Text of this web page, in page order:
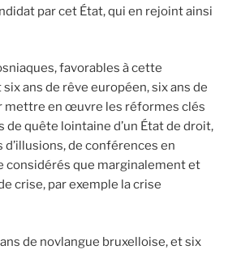
par cet État, qui en rejoint ainsi
favorables à cette
ans de rêve européen, six ans de
mettre en œuvre les réformes clés
de quête lointaine d’un État de droit,
d’illusions, de conférences en
considérés que marginalement et
crise, par exemple la crise
de novlangue bruxelloise, et six